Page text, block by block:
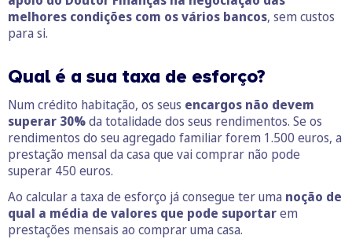
melhores condições com os vários bancos, sem custos
para si.
Qual é a sua taxa de esforço?
Num crédito habitação, os seus encargos não devem
superar 30%da totalidade dos seus rendimentos. Se os
rendimentos do seu agregado familiar forem 1.500 euros, a
prestação mensal da casa que vai comprar não pode
superar 450 euros.
Ao calcular a taxa de esforço já consegue ter uma noção de
qual a média de valores que pode suportarem
prestações mensais ao comprar uma casa.